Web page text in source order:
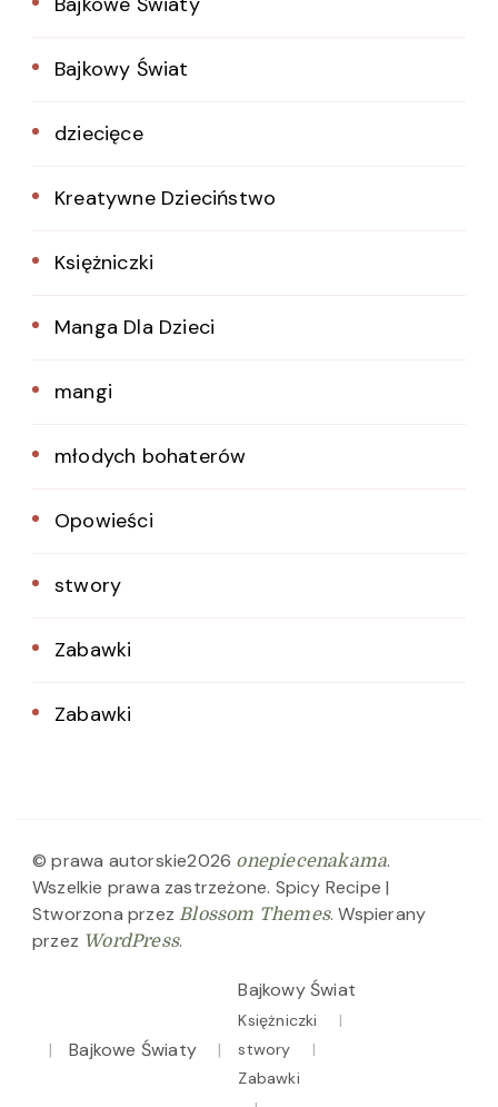
Bajkowy Świat
dziecięce
Kreatywne Dzieciństwo
Księżniczki
Manga Dla Dzieci
mangi
młodych bohaterów
Opowieści
stwory
Zabawki
Zabawki
© prawa autorskie2026 onepiecenakama.
Wszelkie prawa zastrzeżone. Spicy Recipe |
Stworzona przez Blossom Themes. Wspierany
przez WordPress.
Bajkowe Światy
Bajkowy Świat
Księżniczki
stwory
Zabawki